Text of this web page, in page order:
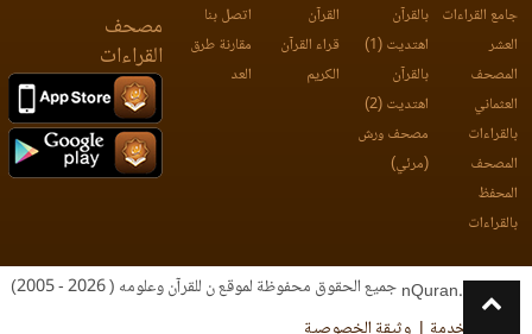
جامع القراءات
العشر
المصحف
العثماني
بالقراءات
المصحف
المحفظ
بالقراءات
بالقرآن
اهتديت (1)
بالقرآن
اهتديت (2)
مصحف ورش
(مرئي)
القرآن
قراء القرآن
الكريم
اتصل بنا
مقارنة طرق
العد
مصحف
القراءات
جميع الحقوق محفوظة لموقع ن للقرآن وعلومه ( 2026 - 2005)
nQuran.com